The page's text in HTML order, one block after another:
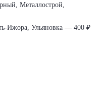
Металлострой,
Ижора, Ульяновка — 400 ₽